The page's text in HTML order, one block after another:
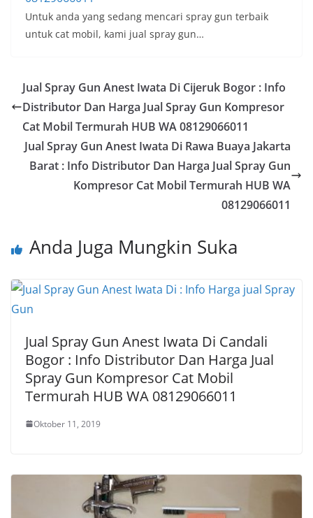
Untuk anda yang sedang mencari spray gun terbaik
untuk cat mobil, kami jual spray gun…
Jual Spray Gun Anest Iwata Di Cijeruk Bogor : Info
Distributor Dan Harga Jual Spray Gun Kompresor
Cat Mobil Termurah HUB WA 08129066011
Jual Spray Gun Anest Iwata Di Rawa Buaya Jakarta
Barat : Info Distributor Dan Harga Jual Spray Gun
Kompresor Cat Mobil Termurah HUB WA
08129066011
Anda Juga Mungkin Suka
Jual Spray Gun Anest Iwata Di Candali
Bogor : Info Distributor Dan Harga Jual
Spray Gun Kompresor Cat Mobil
Termurah HUB WA 08129066011
Oktober 11, 2019